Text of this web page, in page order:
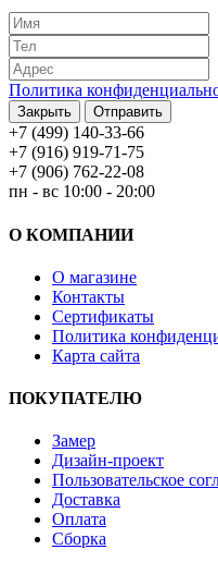
Политика
Закрыть Отправить
+7 (499) 140-33-66
+7 (916) 919-71-75
+7 (906) 762-22-08
пн - вс 10:00 - 20:00
О КОМПАНИИ
О магазине
Контакты
Сертификаты
Политика
Карта сайта
ПОКУПАТЕЛЮ
Замер
Дизайн-проект
Пользовательское
Доставка
Оплата
Сборка